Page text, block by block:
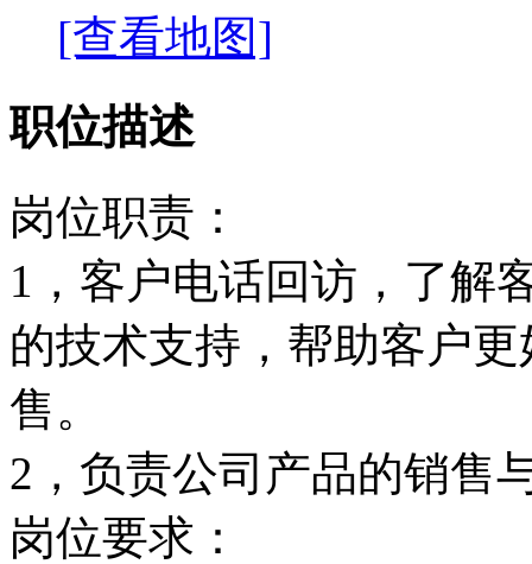
[查看地图]
职位描述
岗位职责：
1，客户电话回访，了解
的技术支持，帮助客户
售。
2，负责公司产品的销售
岗位要求：